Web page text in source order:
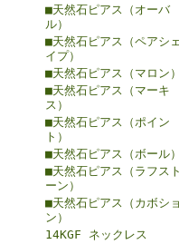
■天然石ピアス（オーバ
ル）
■天然石ピアス（ペアシ
イプ）
■天然石ピアス（マロン）
■天然石ピアス（マーキ
ス）
■天然石ピアス（ポイン
ト）
■天然石ピアス（ボール）
■天然石ピアス（ラフスト
ーン）
■天然石ピアス（カボショ
ン）
14KGF ネックレス